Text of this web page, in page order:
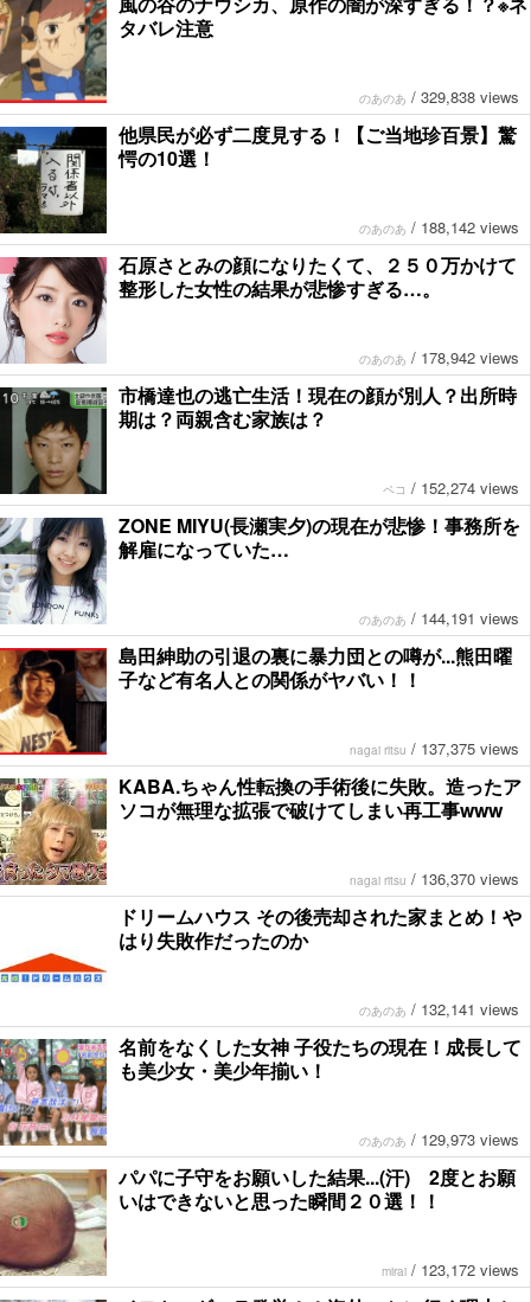
タバレ注意
のあのあ / 329,838 views
他県民が必ず二度見する！【ご当地珍百景】驚
愕の10選！
のあのあ / 188,142 views
石原さとみの顔になりたくて、２５０万かけて
整形した女性の結果が悲惨すぎる…。
のあのあ / 178,942 views
市橋達也の逃亡生活！現在の顔が別人？出所時
期は？両親含む家族は？
ペコ / 152,274 views
ZONE MIYU(長瀬実夕)の現在が悲惨！事務所を
解雇になっていた…
のあのあ / 144,191 views
島田紳助の引退の裏に暴力団との噂が...熊田曜
子など有名人との関係がヤバい！！
nagai ritsu / 137,375 views
KABA.ちゃん性転換の手術後に失敗。造ったア
ソコが無理な拡張で破けてしまい再工事www
nagai ritsu / 136,370 views
ドリームハウス その後売却された家まとめ！や
はり失敗作だったのか
のあのあ / 132,141 views
名前をなくした女神 子役たちの現在！成長して
も美少女・美少年揃い！
のあのあ / 129,973 views
パパに子守をお願いした結果...(汗) 2度とお願
いはできないと思った瞬間２０選！！
mirai / 123,172 views